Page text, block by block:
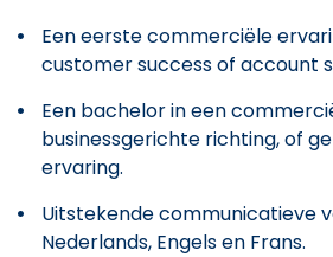
Een eerste commerciële
customer success of account
Een bachelor in een
businessgerichte richting, of
ervaring.
Uitstekende communicatieve
Nederlands, Engels en Frans.